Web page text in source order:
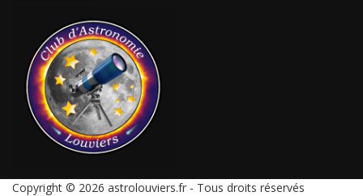
Copyright © 2026 astrolouviers.fr - Tous droits réservés